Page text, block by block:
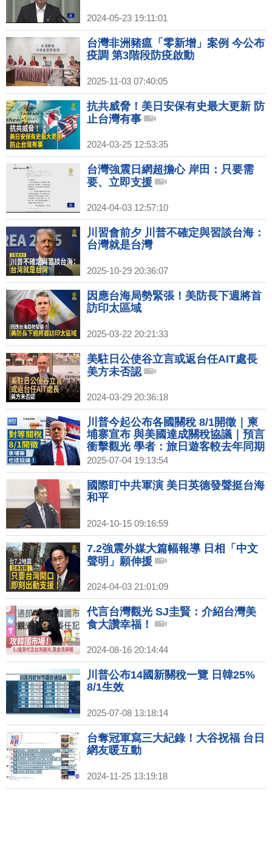
2024-05-23 19:11:01
台灣非洲豬瘟「零新增」案例 今公布
疫調 第3階段防疫啟動
2025-11-03 07:40:05
抗共威脅！美日安保有史最大更新 防
止台灣有事
2024-03-25 12:53:35
台灣強震日網超擔心 岸田：只要需
要、立即支援
2024-04-03 12:57:10
川習會前夕 川普不確定與習談台海：
台灣就是台灣
2025-10-29 20:36:07
因應台海局勢緊張！美防長下週將首
訪印太區域
2025-03-22 20:21:33
美駐日公使谷立言或返台任AIT處長
美方未否認
2024-03-29 20:36:18
川普今起公布各國關稅 8/1開徵｜柬
埔寨宣布 與美國達成關稅協議｜預言
衝擊觀光 學者：旅日遊客較去年同期
略減｜光陽新董座首亮相 柯俊斌：燃
油機車擴大布局
2025-07-04 19:13:54
國際盯中共軍演 美日英德發聲挺台海
和平
2024-10-15 09:16:59
7.2強震外媒大篇幅報導 日相「中文
聲明」願伸援
2024-04-03 21:01:09
代言台灣觀光 SJ圭賢：介紹台灣美
食大讚幸福！
2024-08-16 20:14:44
川普公布14國新關稅一覽 日韓25%
8/1生效
2025-07-08 13:18:14
台奪冠軍寫三大紀錄！大谷祝福 台日
網友暖互動
2024-11-25 13:19:18